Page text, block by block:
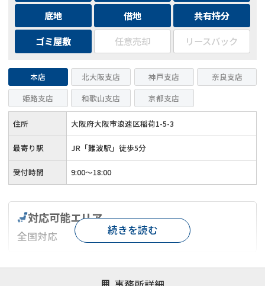
底地
借地
共有持分
ゴミ屋敷
任意売却 リースバック
本店 北大阪支店 神戸支店
奈良支店
姫路支店
和歌山支店 京都支店
住所 大阪府大阪市浪速区稲荷1-5-3
最寄り駅 JR「難波駅」徒歩5分
受付時間 9:00～18:00
対応可能エリア
全国対応
対応が親身 オンライン面談可能
レスポンスが早い
続きを読む